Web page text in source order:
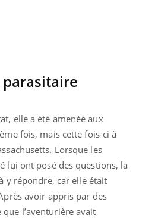
elle a été amenée aux
fois, mais cette fois-ci à
Lorsque les
lui ont posé des questions, la
y répondre, car elle était
avoir appris par des
l’aventurière avait